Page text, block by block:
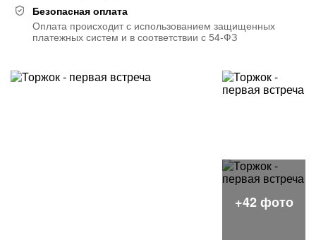
Безопасная оплата
Оплата происходит с использованием защищенных
платежных систем и в соответствии с 54-ФЗ